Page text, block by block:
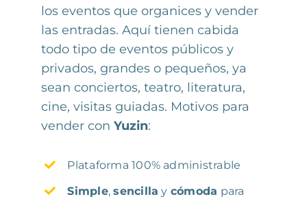
los eventos que organices y vender
las entradas. Aquí tienen cabida
todo tipo de eventos públicos y
privados, grandes o pequeños, ya
sean conciertos, teatro, literatura,
cine, visitas guiadas. Motivos para
vender con Yuzin:
Plataforma 100% administrable
Simple,sencilla y cómoda para